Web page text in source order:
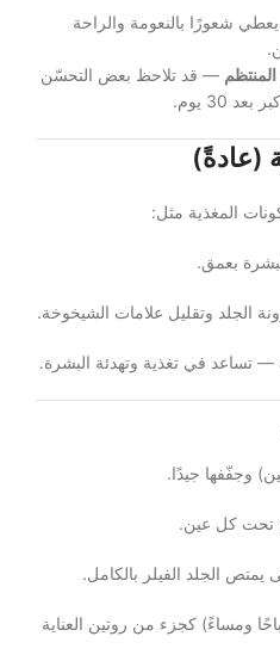
شعورًا بالنعومة والراحة
— قد تلاحظ بعض التحسّن
30 يوم.
(عادةً)
المغذية مثل:
بعمق.
الجلد وتقليل علامات الشيخوخة.
— تساعد في تغذية وتهدئة البشرة.
وجفّفها جيدًا.
تحت كل عين.
الجلد الفيلر بالكامل.
ومساءً) كجزء من روتين العناية